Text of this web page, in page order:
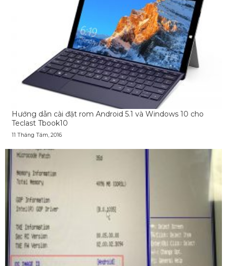
Hướng dẫn cài đặt rom Android 5.1 và Windows 10 cho
Teclast Tbook10
11 Tháng Tám, 2016